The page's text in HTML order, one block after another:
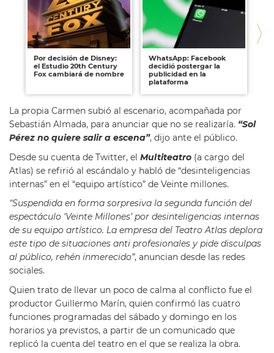
Por decisión de Disney:
el Estudio 20th Century
Fox cambiará de nombre
WhatsApp: Facebook
decidió postergar la
publicidad en la
plataforma
La propia Carmen subió al escenario, acompañada por
Sebastián Almada, para anunciar que no se realizaría. “Sol
Pérez no quiere salir a escena”, dijo ante el público.
Desde su cuenta de Twitter, el Multiteatro (a cargo del
Atlas) se refirió al escándalo y habló de “desinteligencias
internas” en el “equipo artístico” de Veinte millones.
“Suspendida en forma sorpresiva la segunda función del
espectáculo ‘Veinte Millones’ por desinteligencias internas
de su equipo artístico. La empresa del Teatro Atlas deplora
este tipo de situaciones anti profesionales y pide disculpas
al público, rehén inmerecido”, anuncian desde las redes
sociales.
Quien trato de llevar un poco de calma al conflicto fue el
productor Guillermo Marín, quien confirmó las cuatro
funciones programadas del sábado y domingo en los
horarios ya previstos, a partir de un comunicado que
replicó la cuenta del teatro en el que se realiza la obra.